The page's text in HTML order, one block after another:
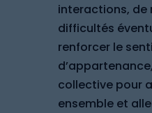
interactions, de
difficultés
renforcer le
collective pour
ensemble et